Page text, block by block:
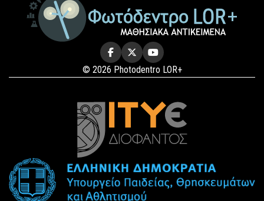
© 2026 Photodentro LOR+